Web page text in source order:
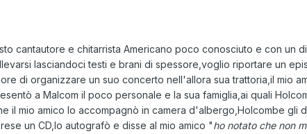
cantautore e chitarrista Americano poco conosciuto e con un
lasciandoci testi e brani di spessore,voglio riportare un
di organizzare un suo concerto nell'allora sua trattoria,il mio
a Malcom il poco personale e la sua famiglia,ai quali
il mio amico lo accompagnò in camera d'albergo,Holcombe gli
un CD,lo autografò e disse al mio amico "ho notato che non